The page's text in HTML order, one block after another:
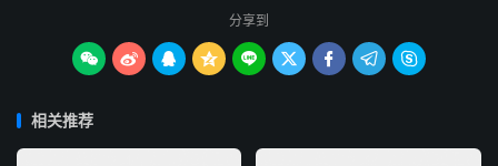
分享到
        
相关推荐